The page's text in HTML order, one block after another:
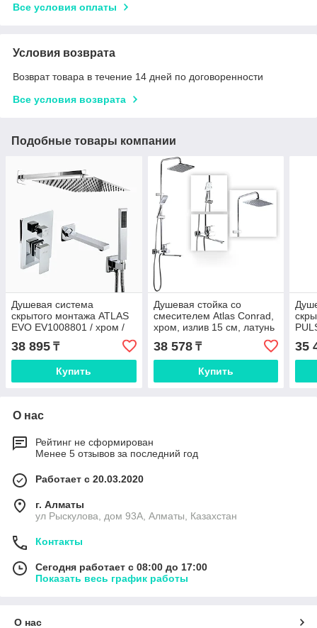
Все условия оплаты
Условия возврата
Возврат товара в течение 14 дней по договоренности
Все условия возврата
Подобные товары компании
Душевая система
скрытого монтажа ATLAS
EVO EV1008801 / хром /
квадратный троп. душ
38 895 ₸
Купить
Душевая стойка со
смесителем Atlas Conrad,
хром, излив 15 см, латунь
38 578₸
Купить
душ
35
О нас
Рейтинг не сформирован
Менее 5 отзывов за последний год
Работает с 20.03.2020
г. Алматы
ул Рыскулова, дом 93А, Алматы, Казахстан
Контакты
Сегодня работает с 08:00 до 17:00
Показать весь график работы
О нас